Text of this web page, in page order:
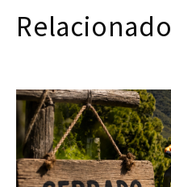
Relacionado